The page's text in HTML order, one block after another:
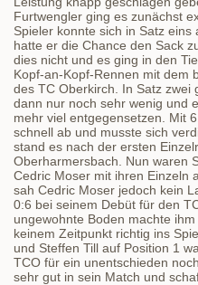
Furtwengler ging es zunächst
Spieler konnte sich in Satz
hatte er die Chance den Sack
dies nicht und es ging in den
Kopf-an-Kopf-Rennen mit dem
des TC Oberkirch. In Satz zwei
dann nur noch sehr wenig und
mehr viel entgegensetzen. Mit
schnell ab und musste sich
stand es nach der ersten
Oberharmersbach. Nun waren
Cedric Moser mit ihren Einzeln
sah Cedric Moser jedoch kein
0:6 bei seinem Debüt für den
ungewohnte Boden machte
keinem Zeitpunkt richtig ins
und Steffen Till auf Position 1
TCO für ein unentschieden
sehr gut in sein Match und